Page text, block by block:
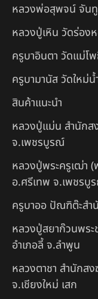
หลวงพ่อสุพจน์ จัน
หลวงปู่เหิน วัดร่อง
ครูบาอินตา วัดแม่โ
ครูบามานัส วัดใหม่น้
สินค้าแนะนำ
หลวงปู่แม่น สำนักส
จ.เพชรบูรณ์
หลวงปู่พระครูเฒ่า
อ.ศรีเทพ จ.เพชรบู
ครูบาออ ปัณฑิต๊ะสำ
หลวงปู่สยาก๊วนพระ
อำเภอลี้ จ.ลำพูน
หลวงตาชา สำนักส
จ.เชียงใหม่ เสก